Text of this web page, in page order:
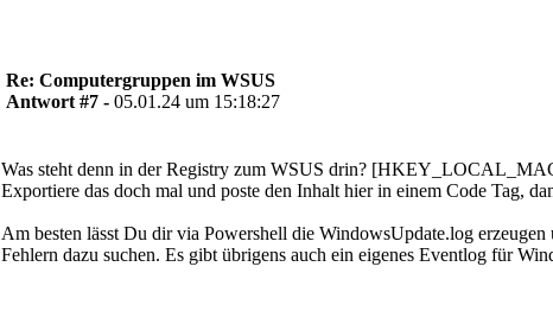
Re: Computergruppen im WSUS
Antwort #7 - 05.01.24 um 15:18:27
Was steht denn in der Registry zum WSUS drin?
Exportiere das doch mal und poste den Inhalt hier in einem Code Tag,
Am besten lässt Du dir via Powershell die WindowsUpdate.log
Fehlern dazu suchen. Es gibt übrigens auch ein eigenes Eventlog für